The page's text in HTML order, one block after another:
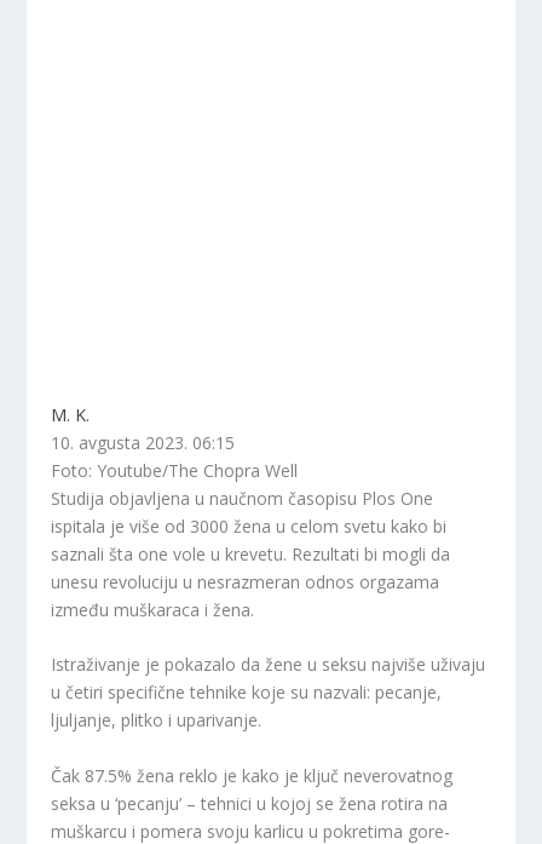
M. K.
10. avgusta 2023. 06:15
Foto: Youtube/The Chopra Well
Studija objavljena u naučnom časopisu Plos One
ispitala je više od 3000 žena u celom svetu kako bi
saznali šta one vole u krevetu. Rezultati bi mogli da
unesu revoluciju u nesrazmeran odnos orgazama
između muškaraca i žena.
Istraživanje je pokazalo da žene u seksu najviše uživaju
u četiri specifične tehnike koje su nazvali: pecanje,
ljuljanje, plitko i uparivanje.
Čak 87.5% žena reklo je kako je ključ neverovatnog
seksa u ‘pecanju’ – tehnici u kojoj se žena rotira na
muškarcu i pomera svoju karlicu u pokretima gore-